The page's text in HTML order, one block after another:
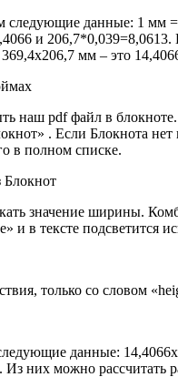
следующие данные: 1
и
мм – это
наш pdf файл в
. Если Блокнота
в полном списке.
значение ширины.
и в тексте подсветится
только со словом
данные:
Из них можно рассчитать